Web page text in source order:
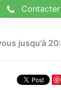
Contacter
jusqu'à